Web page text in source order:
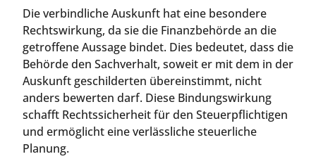
Die verbindliche Auskunft hat eine besondere
Rechtswirkung, da sie die Finanzbehörde an die
getroffene Aussage bindet. Dies bedeutet, dass die
Behörde den Sachverhalt, soweit er mit dem in der
Auskunft geschilderten übereinstimmt, nicht
anders bewerten darf. Diese Bindungswirkung
schafft Rechtssicherheit für den Steuerpflichtigen
und ermöglicht eine verlässliche steuerliche
Planung.